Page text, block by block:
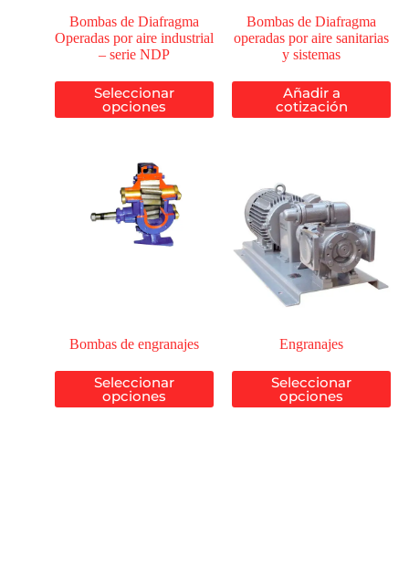
Bombas de Diafragma
Operadas por aire industrial
– serie NDP
Seleccionar
opciones
Bombas de Diafragma
operadas por aire sanitarias
y sistemas
Añadir a
cotización
Bombas de engranajes
Seleccionar
opciones
Engranajes
Seleccionar
opciones